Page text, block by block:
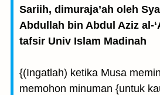
Sariih, dimuraja’ah oleh
Abdullah bin Abdul Aziz al-
tafsir Univ Islam Madinah
{(Ingatlah) ketika Musa
memohon minuman {untuk